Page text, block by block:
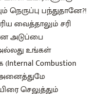
நெருப்பு பந்துதானே?!
வைத்தாலும் சரி
அடுப்பை
உங்கள்
Combustion
அனைத்துமே
செலுத்தும்